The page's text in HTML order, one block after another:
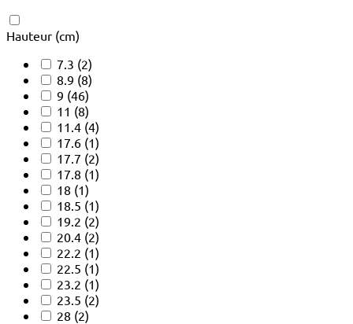
Hauteur (cm)
7.3 (2)
8.9 (8)
9 (46)
11 (8)
11.4 (4)
17.6 (1)
17.7 (2)
17.8 (1)
18 (1)
18.5 (1)
19.2 (2)
20.4 (2)
22.2 (1)
22.5 (1)
23.2 (1)
23.5 (2)
28 (2)